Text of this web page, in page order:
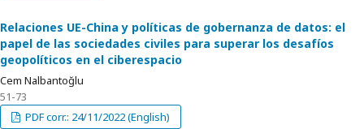
Relaciones UE-China y políticas de gobernanza de datos: el
papel de las sociedades civiles para superar los desafíos
geopolíticos en el ciberespacio
Cem Nalbantoğlu
51-73
PDF corr.: 24/11/2022 (English)